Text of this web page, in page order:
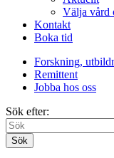
Välja vård
Kontakt
Boka tid
Forskning,
Remittent
Jobba hos oss
Sök efter:
Sök